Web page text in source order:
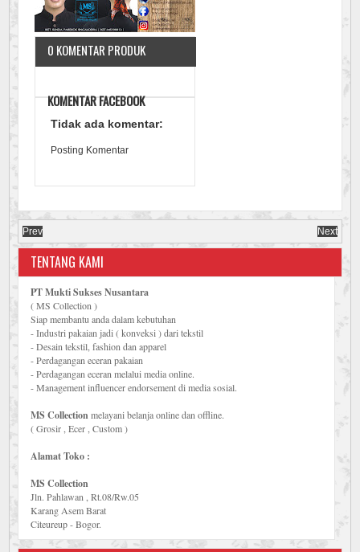
0 KOMENTAR PRODUK
KOMENTAR FACEBOOK
Tidak ada komentar:
Posting Komentar
Prev Next
TENTANG KAMI
PT Mukti Sukses Nusantara
( MS Collection )
Siap membantu anda dalam kebutuhan
- Industri pakaian jadi ( konveksi ) dari tekstil
- Desain tekstil, fashion dan apparel
- Perdagangan eceran pakaian
- Perdagangan eceran melalui media online.
- Management influencer endorsement di media sosial.
MS Collectionmelayani belanja online dan offline.
( Grosir , Ecer , Custom )
Alamat Toko :
MS Collection
Jln. Pahlawan , Rt.08/Rw.05
Karang Asem Barat
Citeureup - Bogor.